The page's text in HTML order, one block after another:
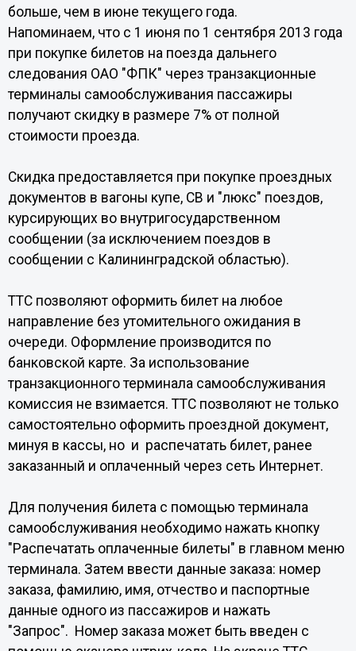
больше, чем в июне текущего года.
Напоминаем, что с 1 июня по 1 сентября 2013 года
при покупке билетов на поезда дальнего
следования ОАО "ФПК" через транзакционные
терминалы самообслуживания пассажиры
получают скидку в размере 7% от полной
стоимости проезда.
Скидка предоставляется при покупке проездных
документов в вагоны купе, СВ и "люкс" поездов,
курсирующих во внутригосударственном
сообщении (за исключением поездов в
сообщении с Калининградской областью).
ТТС позволяют оформить билет на любое
направление без утомительного ожидания в
очереди. Оформление производится по
банковской карте. За использование
транзакционного терминала самообслуживания
комиссия не взимается. ТТС позволяют не только
самостоятельно оформить проездной документ,
минуя в кассы, но и распечатать билет, ранее
заказанный и оплаченный через сеть Интернет.
Для получения билета с помощью терминала
самообслуживания необходимо нажать кнопку
"Распечатать оплаченные билеты" в главном меню
терминала. Затем ввести данные заказа: номер
заказа, фамилию, имя, отчество и паспортные
данные одного из пассажиров и нажать
"Запрос". Номер заказа может быть введен с